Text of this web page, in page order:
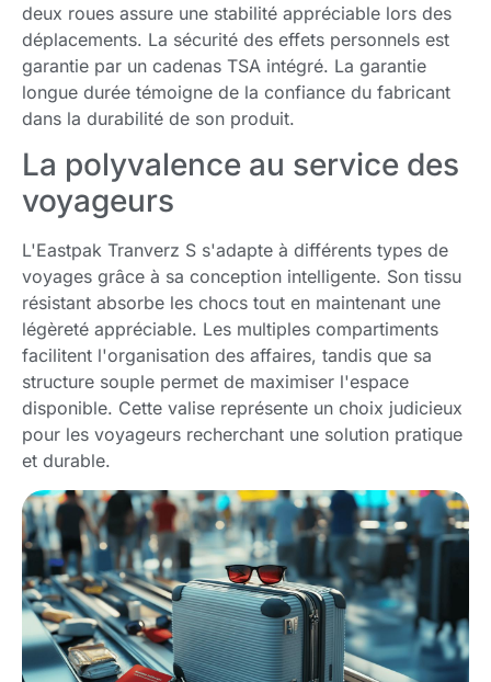
deux roues assure une stabilité appréciable lors des
déplacements. La sécurité des effets personnels est
garantie par un cadenas TSA intégré. La garantie
longue durée témoigne de la confiance du fabricant
dans la durabilité de son produit.
La polyvalence au service des
voyageurs
L'Eastpak Tranverz S s'adapte à différents types de
voyages grâce à sa conception intelligente. Son tissu
résistant absorbe les chocs tout en maintenant une
légèreté appréciable. Les multiples compartiments
facilitent l'organisation des affaires, tandis que sa
structure souple permet de maximiser l'espace
disponible. Cette valise représente un choix judicieux
pour les voyageurs recherchant une solution pratique
et durable.